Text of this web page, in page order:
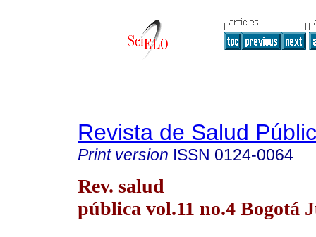
Revista de Salud
Print version ISSN 0124-0064
Rev. salud
pública vol.11 no.4 Bogotá